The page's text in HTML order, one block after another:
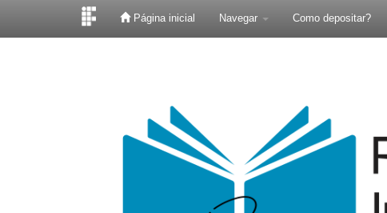
Página inicial Navegar Como depositar?